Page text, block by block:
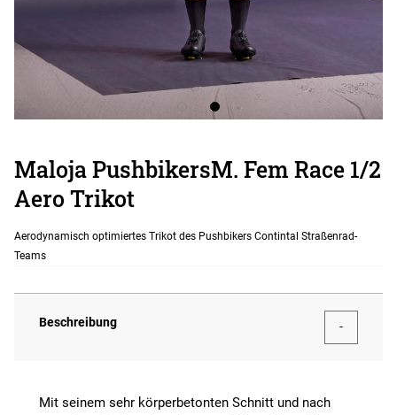
Maloja PushbikersM. Fem Race 1/2
Aero Trikot
Aerodynamisch optimiertes Trikot des Pushbikers Contintal Straßenrad-
Teams
Beschreibung
Mit seinem sehr körperbetonten Schnitt und nach